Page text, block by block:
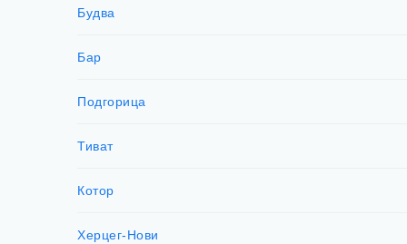
Будва
Бар
Подгорица
Тиват
Котор
Херцег-Нови